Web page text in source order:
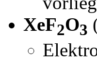
XeF2O3